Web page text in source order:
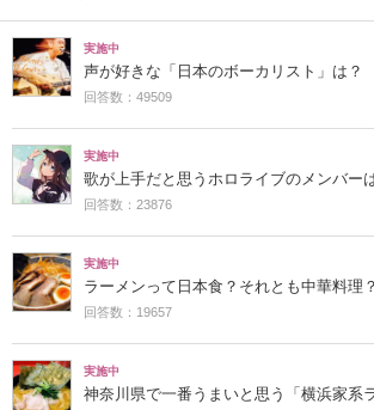
実施中
声が好きな「日本のボーカリスト」は？
回答数：49509
実施中
歌が上手だと思うホロライブのメンバー
回答数：23876
実施中
ラーメンって日本食？それとも中華料理？
回答数：19657
実施中
神奈川県で一番うまいと思う「横浜家系